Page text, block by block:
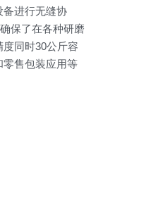
备进行无缝协
保了在各种研磨
同时30公斤容
零售包装应用等